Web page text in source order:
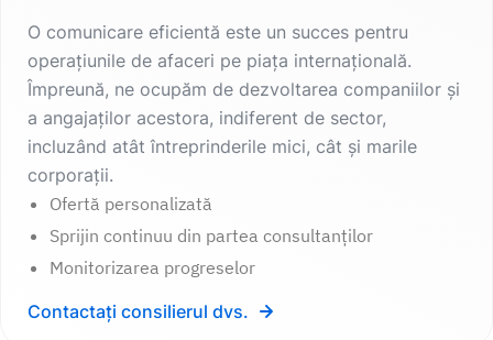
O comunicare eficientă este un succes pentru
operațiunile de afaceri pe piața internațională.
Împreună, ne ocupăm de dezvoltarea companiilor și
a angajaților acestora, indiferent de sector,
incluzând atât întreprinderile mici, cât și marile
corporații.
Ofertă personalizată
Sprijin continuu din partea consultanților
Monitorizarea progreselor
Contactați consilierul dvs.